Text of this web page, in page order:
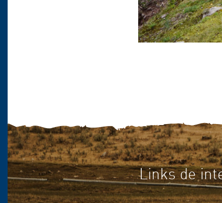
Links de